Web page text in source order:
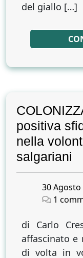
del giallo […]
positiva
nella
salgariani
Posted
on
30 Agosto
1
di Carlo
affascinato
di volta in